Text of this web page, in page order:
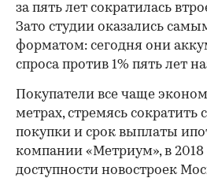
за пять лет сократилась
Зато студии оказались
форматом: сегодня они
спроса против 1% пять лет
Покупатели все чаще
метрах, стремясь
покупки и срок выплаты
компании «Метриум», в
доступности новостроек